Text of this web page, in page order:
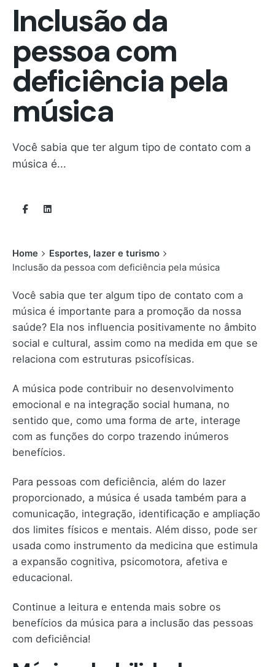
Inclusão da
pessoa com
deficiência pela
música
Você sabia que ter algum tipo de contato com a
música é...
Home
Esportes, lazer e turismo
Inclusão da pessoa com deficiência pela música
Você sabia que ter algum tipo de contato com a
música é importante para a promoção da nossa
saúde? Ela nos influencia positivamente no âmbito
social e cultural, assim como na medida em que se
relaciona com estruturas psicofísicas.
A música pode contribuir no desenvolvimento
emocional e na integração social humana, no
sentido que, como uma forma de arte, interage
com as funções do corpo trazendo inúmeros
benefícios.
Para pessoas com deficiência, além do lazer
proporcionado, a música é usada também para a
comunicação, integração, identificação e ampliação
dos limites físicos e mentais. Além disso, pode ser
usada como instrumento da medicina que estimula
a expansão cognitiva, psicomotora, afetiva e
educacional.
Continue a leitura e entenda mais sobre os
benefícios da música para a inclusão das pessoas
com deficiência!